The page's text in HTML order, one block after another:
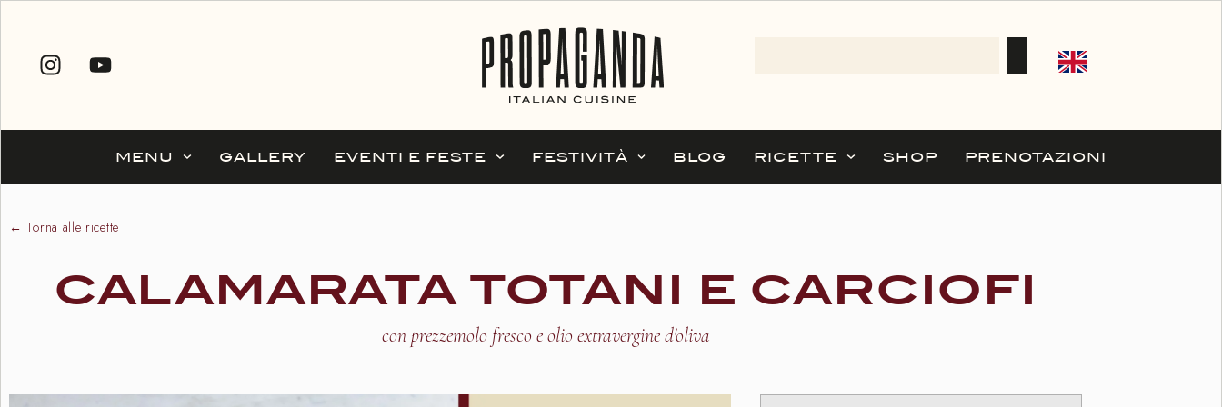
MENU GALLERY EVENTI E FESTE FESTIVITÀ BLOG RICETTE SHOP PRENOTAZIONI
← Torna alle ricette
CALAMARATA TOTANI E CARCIOFI
con prezzemolo fresco e olio extravergine d'oliva